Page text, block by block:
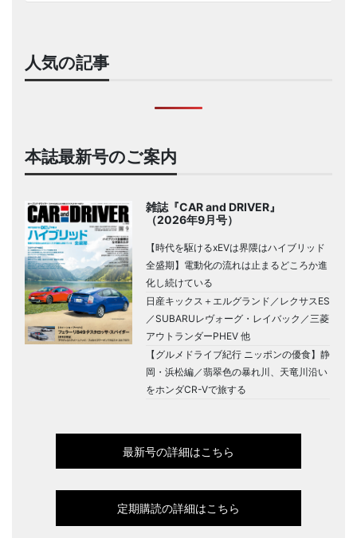
人気の記事
本誌最新号のご案内
雑誌『CAR and DRIVER』
（2026年9月号）
【時代を駆けるxEVは界隈はハイブリッド
全盛期】電動化の流れは止まるどころか進
化し続けている
日産キックス＋エルグランド／レクサスES
／SUBARUレヴォーグ・レイバック／三菱
アウトランダーPHEV 他
【グルメドライブ紀行 ニッポンの優食】静
岡・浜松編／翡翠色の暴れ川、天竜川沿い
をホンダCR-Vで旅する
最新号の詳細はこちら
定期購読の詳細はこちら